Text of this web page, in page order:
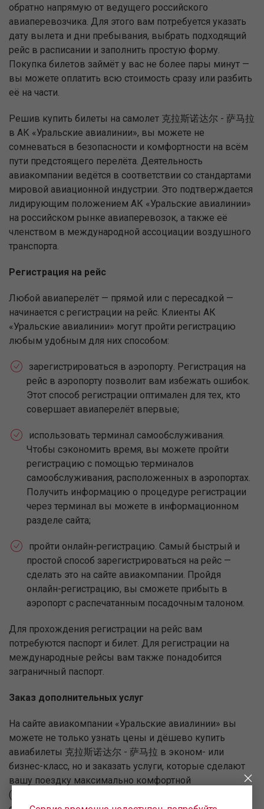
обратно напрямую от ведущего российского
авиаперевозчика. Для этого вам потребуется указать
дату вылета и дни пребывания, выбрать подходящий
рейс в расписании и заполнить простую форму.
Покупка билетов займёт у вас не более пары минут —
вы можете оплатить всю стоимость сразу или разбить
её на части.
Решив купить билеты на самолет 克拉斯诺达尔 - 萨马拉
в АК «Уральские авиалинии», вы можете не
сомневаться в безопасности и комфортности на всём
пути предстоящего перелёта. Деятельность
авиакомпании ведётся в соответствии со стандартами
мировой авиационной индустрии. Это подтверждается
лидирующим положением АК «Уральские авиалинии»
на российском рынке авиаперевозок, а также её
членством в международной ассоциации воздушного
транспорта.
Регистрация на рейс
Любой авиаперелёт — прямой или с пересадкой —
начинается с регистрации на рейс. Клиенты АК
«Уральские авиалинии» могут пройти регистрацию
любым удобным для них способом:
зарегистрироваться в аэропорту. Регистрация на
рейс в аэропорту позволит вам избежать ошибок.
Этот способ регистрации оптимален для тех, кто
совершает авиаперелёт впервые;
использовать терминал самообслуживания.
Чтобы сэкономить время, вы можете пройти
регистрацию с помощью терминалов
самообслуживания, расположенных в аэропортах.
Получить информацию о процедуре регистрации
через терминал вы можете в информационном
разделе сайта;
пройти онлайн-регистрацию. Самый быстрый и
простой способ зарегистрироваться на рейс —
сделать это на сайте авиакомпании. Пройдя
онлайн-регистрацию, вы сможете прибыть в
аэропорт с распечатанным посадочным талоном.
Для прохождения регистрации на рейс вам
потребуются паспорт и билет. Для регистрации на
международные рейсы вам также понадобится
заграничный паспорт.
Заказ дополнительных услуг
На сайте авиакомпании «Уральские авиалинии» вы
можете не только узнать цены и дёшево купить
авиабилеты 克拉斯诺达尔 - 萨马拉 в эконом- или
бизнес-класс, но и заказать услуги, которые сделают
вашу поездку максимально комфортной
(дополнительный багаж, специальное питание в